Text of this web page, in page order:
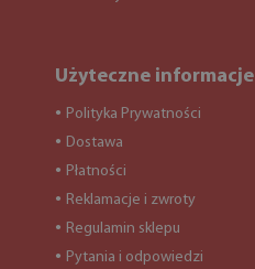
Użyteczne informacje
● Polityka Prywatności
● Dostawa
● Płatności
● Reklamacje i zwroty
● Regulamin sklepu
● Pytania i odpowiedzi